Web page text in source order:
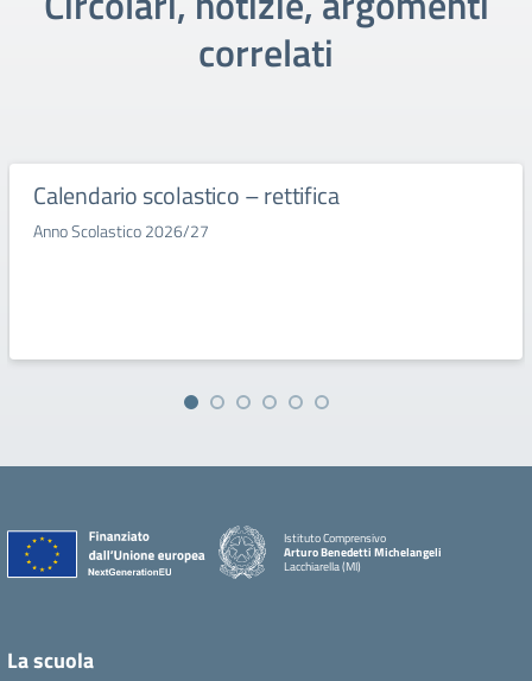
correlati
Calendario scolastico – rettifica
Anno Scolastico 2026/27
Istituto Comprensivo
Arturo Benedetti Michelangeli
Lacchiarella (MI)
La scuola